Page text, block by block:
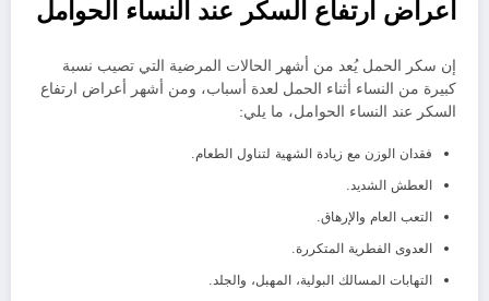
أعراض ارتفاع السكر عند النساء الحوامل
إن سكر الحمل يُعد من أشهر الحالات المرضية التي تصيب نسبة
كبيرة من النساء أثناء الحمل لعدة أسباب، ومن أشهر أعراض ارتفاع
السكر عند النساء الحوامل، ما يلي:
فقدان الوزن مع زيادة الشهية لتناول الطعام.
العطش الشديد.
التعب العام والإرهاق.
العدوى الفطرية المتكررة.
التهابات المسالك البولية، المهبل، والجلد.